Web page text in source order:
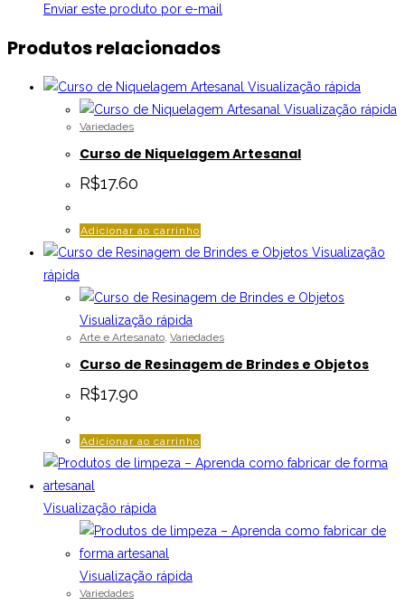
Enviar este produto por e-mail
Produtos relacionados
Visualização rápida
Visualização rápida
Variedades
Curso de Niquelagem Artesanal
R$17.60
Adicionar ao carrinho
Visualização
rápida
Visualização rápida
Arte e Artesanato, Variedades
Curso de Resinagem de Brindes e Objetos
R$17.90
Adicionar ao carrinho
Visualização rápida
Visualização rápida
Variedades